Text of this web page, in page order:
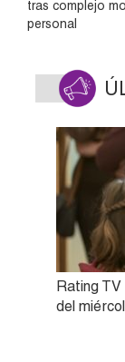
tras complejo
personal
Rating TV
del